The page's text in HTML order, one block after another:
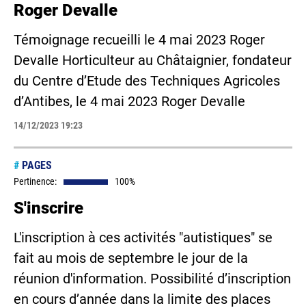
Roger Devalle
Témoignage recueilli le 4 mai 2023 Roger
Devalle Horticulteur au Châtaignier, fondateur
du Centre d’Etude des Techniques Agricoles
d’Antibes, le 4 mai 2023 Roger Devalle
14/12/2023 19:23
# PAGES
Pertinence: 100%
S'inscrire
L'inscription à ces activités "autistiques" se
fait au mois de septembre le jour de la
réunion d'information. Possibilité d’inscription
en cours d’année dans la limite des places